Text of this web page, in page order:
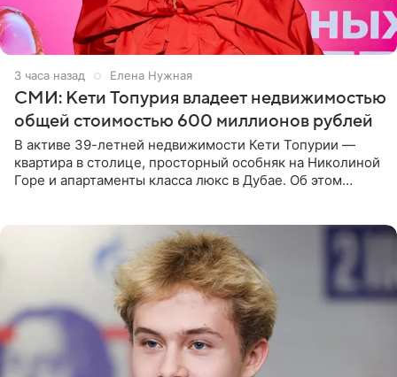
3 часа назад Елена Нужная
СМИ: Кети Топурия владеет недвижимостью
общей стоимостью 600 миллионов рублей
В активе 39-летней недвижимости Кети Топурии —
квартира в столице, просторный особняк на Николиной
Горе и апартаменты класса люкс в Дубае. Об этом